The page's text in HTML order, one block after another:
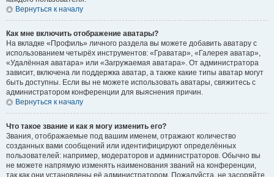
Вернуться к началу
Как мне включить отображение аватары?
На вкладке «Профиль» личного раздела вы можете добавить аватару с
использованием четырёх инструментов: «Граватар», «Галерея аватар»,
«Удалённая аватара» или «Загружаемая аватара». От администратора
зависит, включена ли поддержка аватар, а также какие типы аватар могут
быть доступны. Если вы не можете использовать аватары, свяжитесь с
администратором конференции для выяснения причин.
Вернуться к началу
Что такое звание и как я могу изменить его?
Звания, отображаемые под вашим именем, отражают количество
созданных вами сообщений или идентифицируют определённых
пользователей: например, модераторов и администраторов. Обычно вы
не можете напрямую изменять наименования званий на конференции,
так как они установлены её администратором. Пожалуйста, не засоряйте